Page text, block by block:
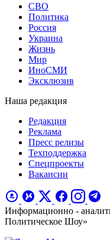
СВО
Политика
Россия
Украина
Жизнь
Мир
ИноСМИ
Эксклюзив
Наша редакция
Редакция
Реклама
Пресс релизы
Техподдержка
Спецпроекты
Вакансии
Информационно -
Политическое Шоу»